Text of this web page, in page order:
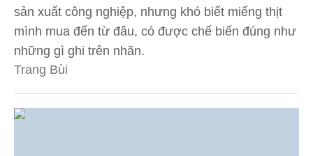
sản xuất công nghiệp, nhưng khó biết miếng thịt
mình mua đến từ đâu, có được chế biến đúng như
những gì ghi trên nhãn.
Trang Bùi